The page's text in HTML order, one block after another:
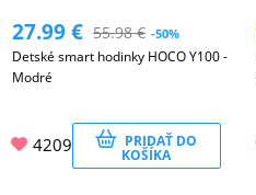
27.99€ 55.98€ -50%
Detské smart hodinky HOCO Y100 -
Modré
4209 PRIDAŤ DO
KOŠÍKA